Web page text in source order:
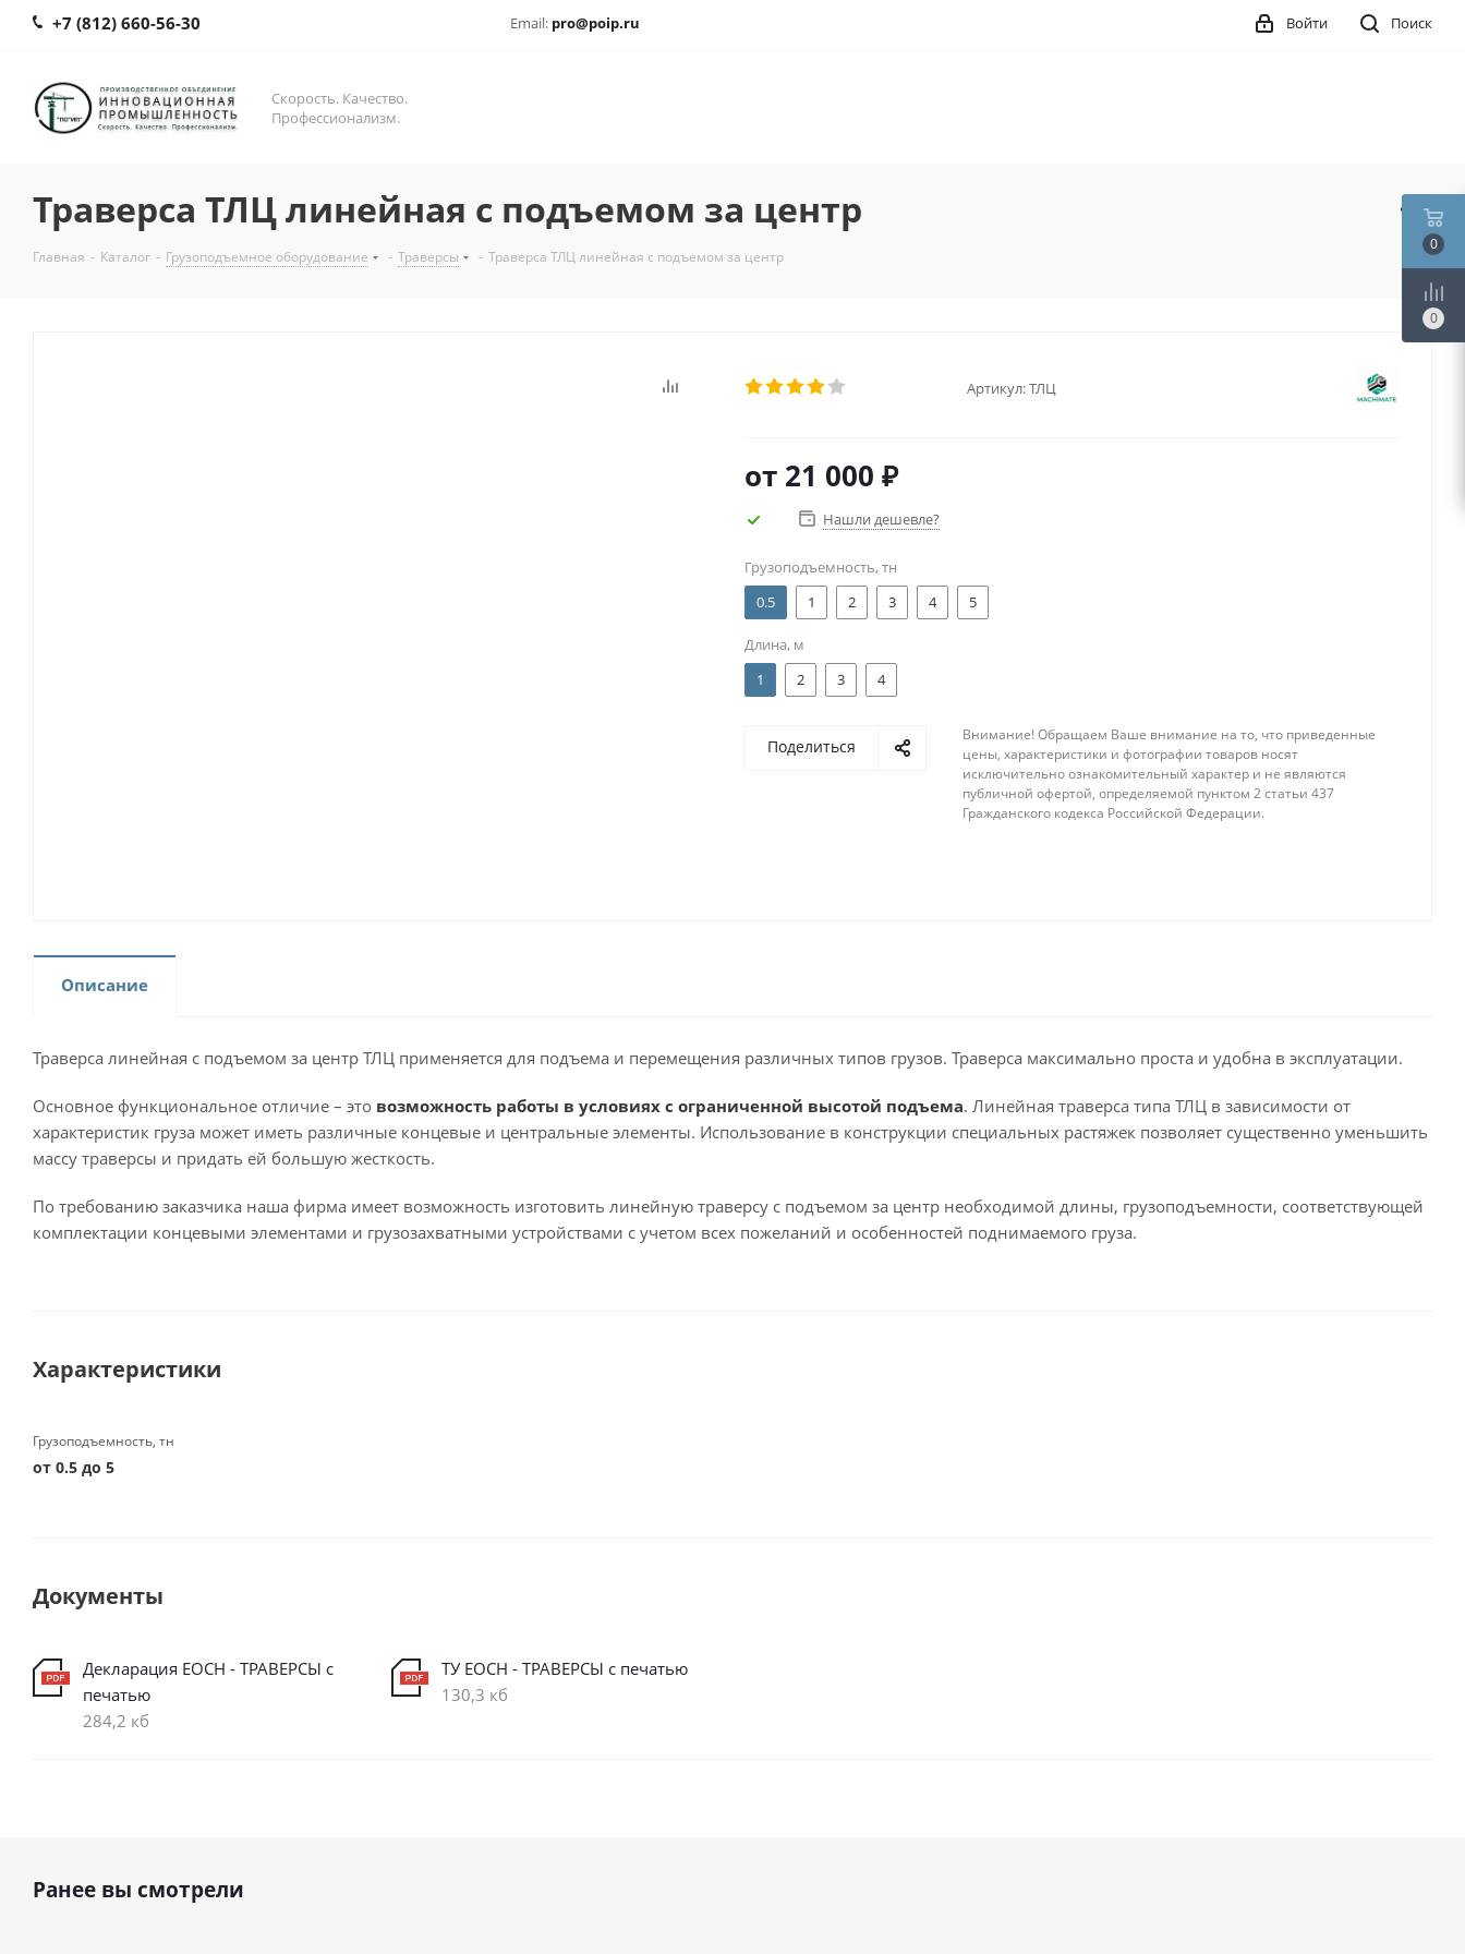
+7 (812) 660-56-30 Email: pro@poip.ru Поиск
Войти
Скорость. Качество.
Профессионализм.
Траверса ТЛЦ линейная с подъемом за центр
Главная - Каталог - Грузоподъемное оборудование - Траверсы - Траверса ТЛЦ линейная с подъемом за центр
Артикул:ТЛЦ
от 21 000 ₽
Нашли дешевле?
Грузоподъемность, тн
0.5
1 2 3 4 5
Длина, м
1
2 3 4
Поделиться
Внимание! Обращаем Ваше внимание на то, что приведенные
цены, характеристики и фотографии товаров носят
исключительно ознакомительный характер и не являются
публичной офертой, определяемой пунктом 2 статьи 437
Гражданского кодекса Российской Федерации.
Описание
Траверса линейная с подъемом за центр ТЛЦ применяется для подъема и перемещения различных типов грузов. Траверса максимально проста и удобна в эксплуатации.
Основное функциональное отличие – это возможность работы в условиях с ограниченной высотой подъема. Линейная траверса типа ТЛЦ в зависимости от
характеристик груза может иметь различные концевые и центральные элементы. Использование в конструкции специальных растяжек позволяет существенно уменьшить
массу траверсы и придать ей большую жесткость.
По требованию заказчика наша фирма имеет возможность изготовить линейную траверсу с подъемом за центр необходимой длины, грузоподъемности, соответствующей
комплектации концевыми элементами и грузозахватными устройствами с учетом всех пожеланий и особенностей поднимаемого груза.
Характеристики
Грузоподъемность, тн
от 0.5 до 5
Документы
Декларация ЕОСН - ТРАВЕРСЫ с
печатью
284,2 кб
ТУ ЕОСН - ТРАВЕРСЫ с печатью
130,3 кб
Ранее вы смотрели
0
0